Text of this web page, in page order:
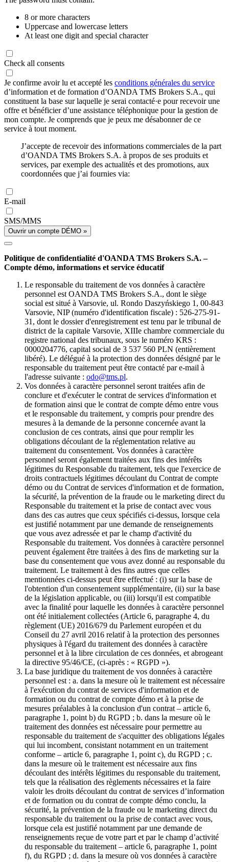
8 or more characters
Uppercase and lowercase letters
At least one digit and special character
Check all consents
Je confirme avoir lu et accepté les conditions générales du service
d’information et de formation d’OANDA TMS Brokers S.A., qui
constituent la base sur laquelle je serai contacté·e pour recevoir une
offre et bénéficier d’une assistance téléphonique pour la gestion de
mon compte. Je comprends que je peux me désabonner de ce
service à tout moment.
J’accepte de recevoir des informations commerciales de la part
d’OANDA TMS Brokers S.A. à propos de ses produits et
services, par exemple des actualités et des promotions, aux
coordonnées que j’ai fournies via:
E-mail
SMS/MMS
Ouvrir un compte DÉMO »
Politique de confidentialité d'OANDA TMS Brokers S.A. –
Compte démo, informations et service éducatif
Le responsable du traitement de vos données à caractère
personnel est OANDA TMS Brokers S.A., dont le siège
social est situé à Varsovie, ul. Rondo Daszyńskiego 1, 00-843
Varsovie, NIP (numéro d'identification fiscale) : 526-275-91-
31, dont le dossier d'enregistrement est tenu par le tribunal de
district de la capitale Varsovie, XIIIe chambre commerciale du
registre national des tribunaux, sous le numéro KRS :
0000204776, capital social de 3 537 560 PLN (entièrement
libéré). Le délégué à la protection des données désigné par le
responsable du traitement peut être contacté par e-mail à
l'adresse suivante : odo@tms.pl.
Vos données à caractère personnel seront traitées afin de
conclure et d'exécuter le contrat de services d'information et
de formation ainsi que le contrat de compte démo entre vous
et le responsable du traitement, y compris pour prendre des
mesures à la demande de la personne concernée avant la
conclusion de ces contrats, ainsi que pour remplir les
obligations découlant de la réglementation relative au
traitement du consentement. Vos données à caractère
personnel seront également traitées aux fins des intérêts
légitimes du Responsable du traitement, tels que l'exercice de
droits contractuels légitimes découlant du Contrat de compte
démo ou du Contrat de services d'information et de formation,
la sécurité, la prévention de la fraude ou le marketing direct du
Responsable du traitement et la prise de contact avec vous
dans des cas autres que ceux spécifiés ci-dessus, lorsque cela
est justifié notamment par une demande de renseignements
que vous avez adressée et par le champ d'activité du
Responsable du traitement. Vos données à caractère personnel
peuvent également être traitées à des fins de marketing sur la
base du consentement que vous avez donné au responsable du
traitement. Le traitement à des fins autres que celles
mentionnées ci-dessus peut être effectué : (i) sur la base de
l'obtention d'un consentement supplémentaire, (ii) sur la base
de la législation applicable, ou (iii) lorsqu'il est compatible
avec la finalité pour laquelle les données à caractère personnel
ont été initialement collectées (Article 6, paragraphe 4, du
règlement (UE) 2016/679 du Parlement européen et du
Conseil du 27 avril 2016 relatif à la protection des personnes
physiques à l'égard du traitement des données à caractère
personnel et à la libre circulation de ces données, et abrogeant
la directive 95/46/CE, (ci-après : « RGPD »).
La base juridique du traitement de vos données à caractère
personnel est : a. dans la mesure où le traitement est nécessaire
à l'exécution du contrat de services d'information et de
formation ou du contrat de compte démo et à la prise de
mesures préalables à la conclusion d'un contrat – article 6,
paragraphe 1, point b) du RGPD ; b. dans la mesure où le
traitement des données est nécessaire pour permettre au
responsable du traitement de s'acquitter des obligations légales
qui lui incombent, consistant notamment en un traitement
conforme – article 6, paragraphe 1, point c), du RGPD ; c.
dans la mesure où le traitement est nécessaire aux fins
découlant des intérêts légitimes du responsable du traitement,
tels que la réalisation des règlements nécessaires et la faire
valoir les droits découlant du contrat de services d’information
et de formation ou du contrat de compte démo conclu, la
sécurité, la prévention de la fraude ou le marketing direct du
responsable du traitement ou la prise de contact avec vous,
lorsque cela est justifié notamment par une demande de
renseignements reçue de votre part et par le champ d’activité
du responsable du traitement – article 6, paragraphe 1, point
f), du RGPD ; d. dans la mesure où vos données à caractère